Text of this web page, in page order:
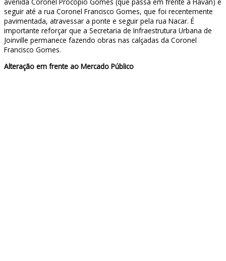
seguir até a rua Coronel Francisco Gomes, que foi recentemente
pavimentada, atravessar a ponte e seguir pela rua Nacar. É
importante reforçar que a Secretaria de Infraestrutura Urbana de
Joinville permanece fazendo obras nas calçadas da Coronel
Francisco Gomes.
Alteração em frente ao Mercado Público